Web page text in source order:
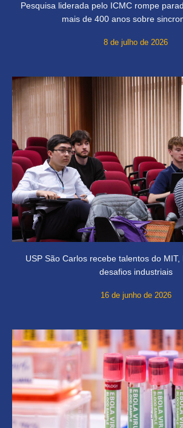
Pesquisa liderada pelo ICMC rompe
mais de 400 anos sobre
8 de julho de 2026
USP São Carlos recebe talentos do MIT,
desafios industriais
16 de junho de 2026